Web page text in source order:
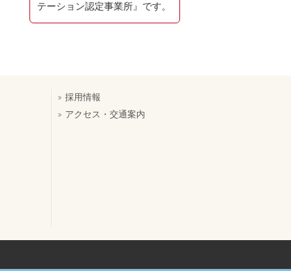
テーション認定事業所』です。
採用情報
アクセス・交通案内